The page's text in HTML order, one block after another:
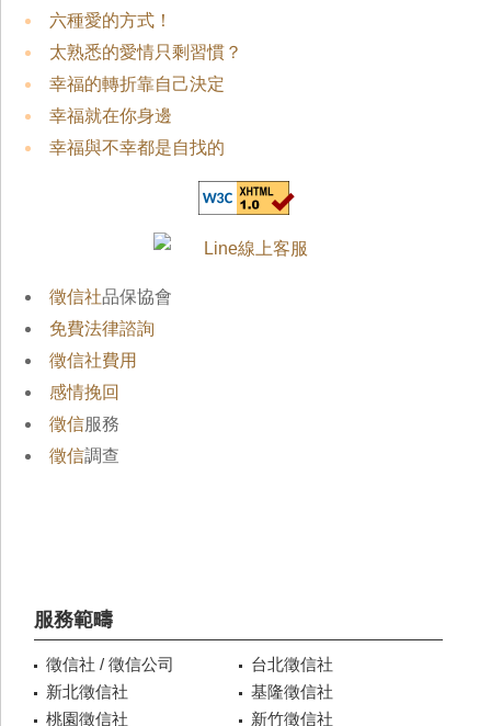
六種愛的方式！
太熟悉的愛情只剩習慣？
幸福的轉折靠自己決定
幸福就在你身邊
幸福與不幸都是自找的
徵信社品保協會
免費法律諮詢
徵信社費用
感情挽回
徵信服務
徵信調查
服務範疇
徵信社 / 徵信公司
台北徵信社
新北徵信社
基隆徵信社
桃園徵信社
新竹徵信社